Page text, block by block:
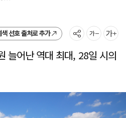
선호 출처로 추가
늘어난 역대 최대, 28일 시의